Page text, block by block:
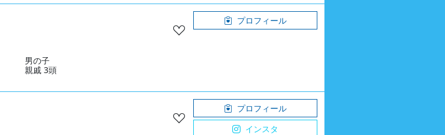
男の子
親戚 3頭
プロフィール
プロフィール
インスタ